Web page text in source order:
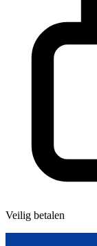
Veilig betalen